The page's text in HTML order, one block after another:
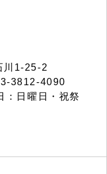
1-25-2
3812-4090
日曜日・祝祭